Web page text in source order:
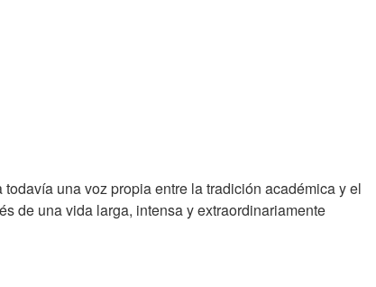
una voz propia entre la tradición académica y el
de una vida larga, intensa y extraordinariamente